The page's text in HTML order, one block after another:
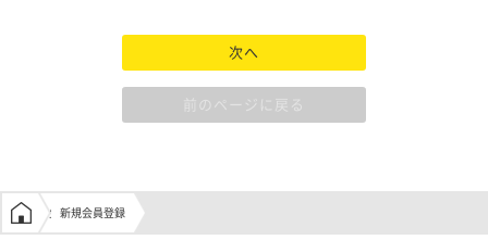
次へ
前のページに戻る
学生の窓口トップ
新規会員登録